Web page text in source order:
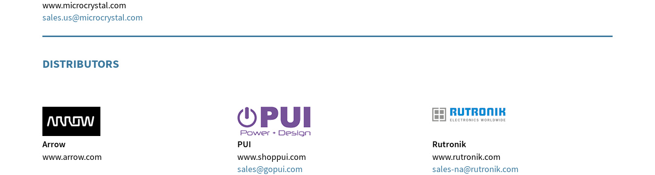
www.microcrystal.com
sales.us
microcrystal com
DISTRIBUTORS
Arrow
www.arrow.com
PUI
www.shoppui.com
sales
gopuicom
Rutronik
www.rutronik.com
sales-na
rutronikcom